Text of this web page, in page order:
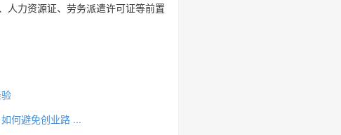
人力资源证、劳务派遣许可证等前置
何避免创业路 ...